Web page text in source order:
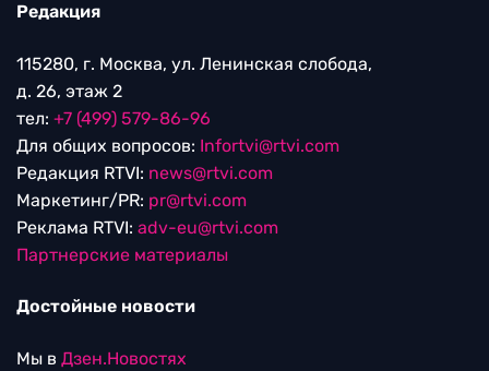
Редакция
115280, г. Москва, ул. Ленинская слобода,
д. 26, этаж 2
тел: +7 (499) 579-86-96
Для общих вопросов: Infortvi@rtvi.com
Редакция RTVI: news@rtvi.com
Маркетинг/PR: pr@rtvi.com
Реклама RTVI: adv-eu@rtvi.com
Партнерские материалы
Достойные новости
Мы в Дзен.Новостях